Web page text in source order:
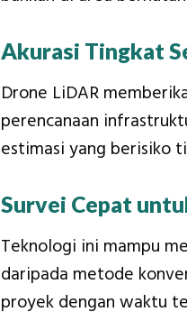
Akurasi Tingkat
Drone LiDAR
perencanaan
estimasi yang berisiko
Survei Cepat
Teknologi ini mampu
daripada metode
proyek dengan waktu